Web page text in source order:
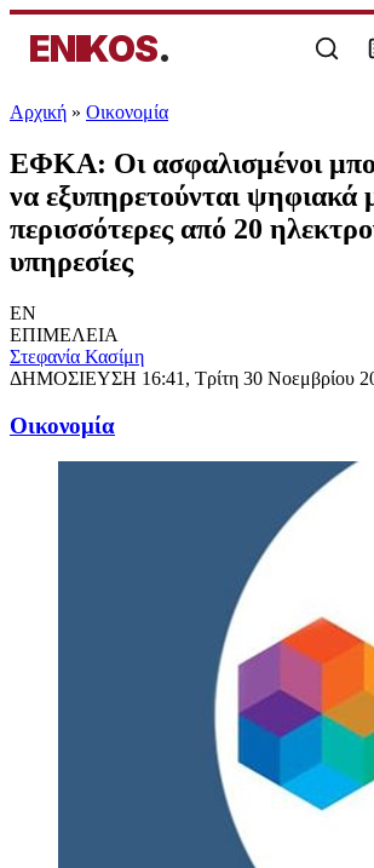
ENIKOS.
Αρχική » Oικονομία
ΕΦΚΑ: Οι ασφαλισμένοι
να εξυπηρετούνται ψηφιακά
περισσότερες από 20
υπηρεσίες
EN
ΕΠΙΜΕΛΕΙΑ
Στεφανία Κασίμη
ΔΗΜΟΣΙΕΥΣΗ 16:41, Τρίτη 30 Νοεμβρίου
Oικονομία